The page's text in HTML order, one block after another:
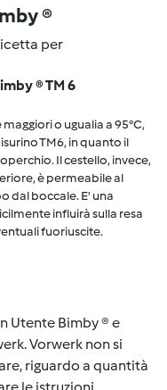
®
per
® TM 6
o ugualia a 95°C,
TM6, in quanto il
Il cestello, invece,
è permeabile al
dal boccale. E' una
influirà sulla resa
fuoriuscite.
Utente Bimby ® e
Vorwerk non si
riguardo a quantità